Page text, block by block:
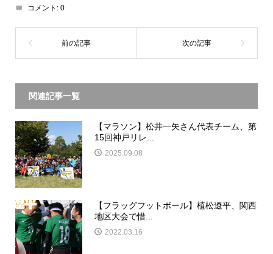
コメント: 0
関連記事一覧
【マラソン】松井一矢さん代表チーム、第
15回神戸リレ...
2025.09.08
【フラッグフットボール】植松遼平、関西
地区大会で惜...
2022.03.16